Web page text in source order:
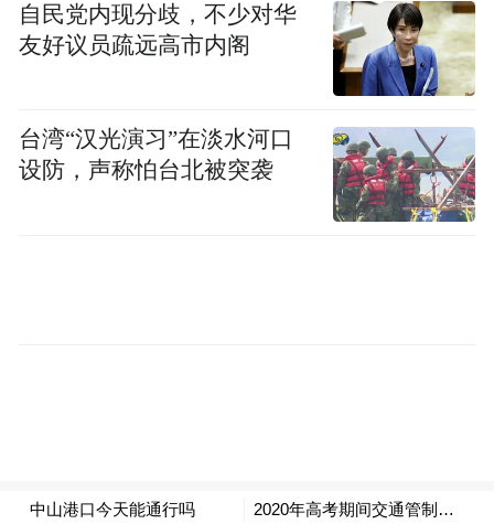
自民党内现分歧，不少对华
友好议员疏远高市内阁
台湾“汉光演习”在淡水河口
设防，声称怕台北被突袭